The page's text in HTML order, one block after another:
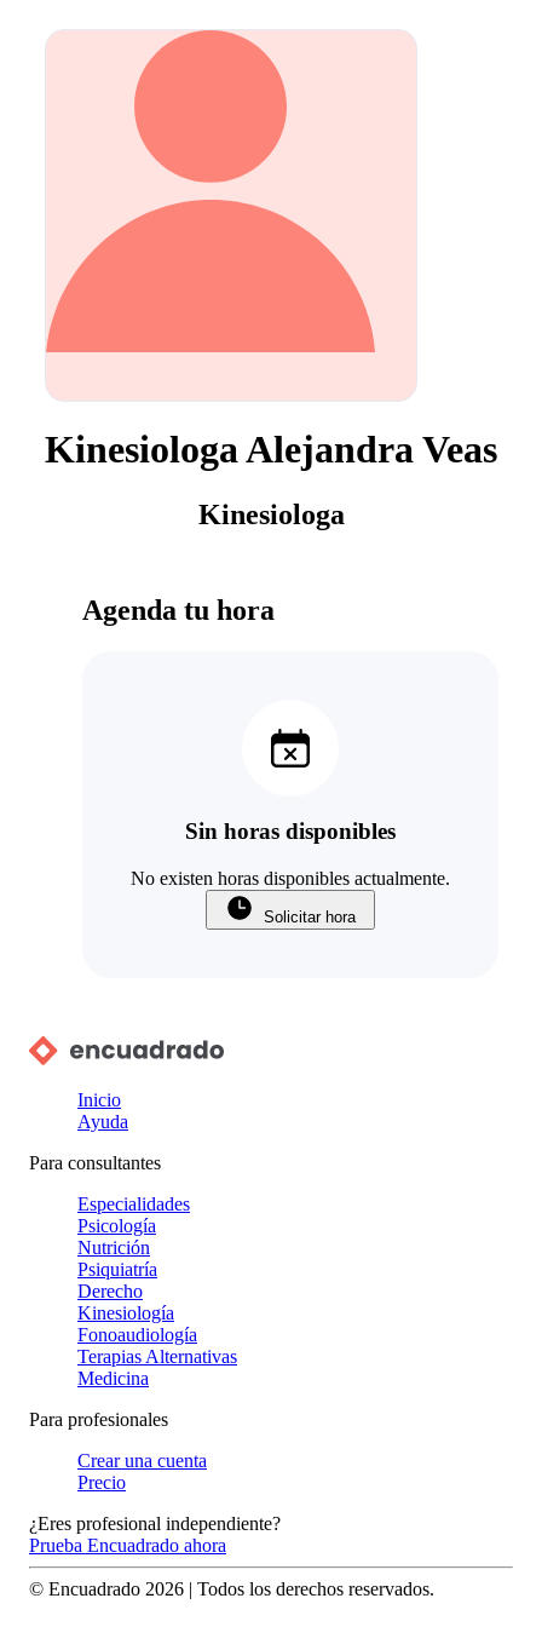
Kinesiologa Alejandra Veas
Kinesiologa
Agenda tu hora
Sin horas disponibles
No existen horas disponibles actualmente.
Solicitar hora
Inicio
Ayuda
Para consultantes
Especialidades
Psicología
Nutrición
Psiquiatría
Derecho
Kinesiología
Fonoaudiología
Terapias Alternativas
Medicina
Para profesionales
Crear una cuenta
Precio
¿Eres profesional independiente?
Prueba Encuadrado ahora
© Encuadrado 2026 | Todos los derechos reservados.